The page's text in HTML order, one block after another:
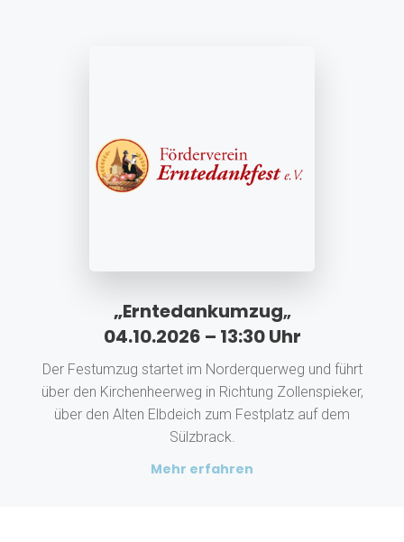
„Erntedankumzug„
04.10.2026 – 13:30 Uhr
Der Festumzug startet im Norderquerweg und führt
über den Kirchenheerweg in Richtung Zollenspieker,
über den Alten Elbdeich zum Festplatz auf dem
Sülzbrack.
Mehr erfahren